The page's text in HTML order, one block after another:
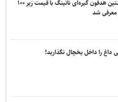
نخستین هدفون گیره‌ای ناتینگ با قیمت زیر ۱۰۰
معرفی شد
داغ را داخل یخچال نگذارید!